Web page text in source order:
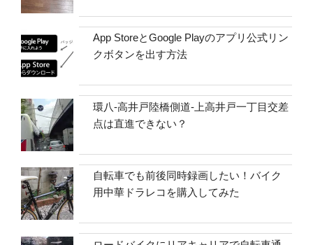
App StoreとGoogle Playのアプリ公式リン
クボタンを出す方法
環八-高井戸陸橋側道-上高井戸一丁目交差
点は直進できない？
自転車でも前後同時録画したい！バイク
用中華ドラレコを購入してみた